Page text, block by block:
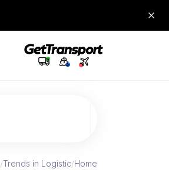
Home
/
Trends in Logistic
/